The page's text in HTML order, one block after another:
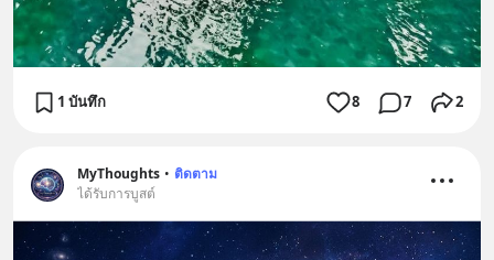
1 บันทึก 8 7 2
MyThoughts • ติดตาม
ได้รับการบูสต์